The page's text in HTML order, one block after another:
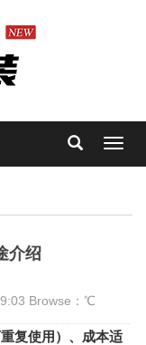
介绍
Browse： ℃
复使用）、成本适